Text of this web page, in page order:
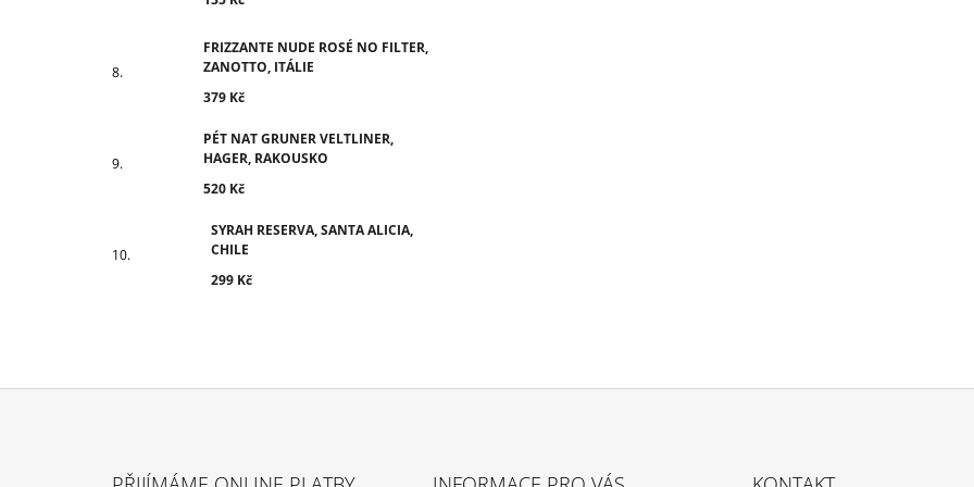
FRIZZANTE NUDE ROSÉ NO FILTER,
ZANOTTO, ITÁLIE
379 Kč
PÉT NAT GRUNER VELTLINER,
HAGER, RAKOUSKO
520 Kč
SYRAH RESERVA, SANTA ALICIA,
CHILE
299 Kč